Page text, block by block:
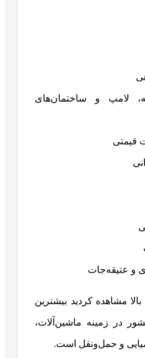
لامپ و ساختمان‌های
قیمتی
و عتیقه‌جات
مشاهده کردید بیشترین
در زمینه ماشین‌آلات،
و حمل‌ونقل است.